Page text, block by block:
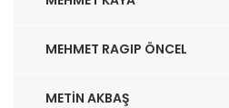
MEHMET RAGIP ÖNCEL
METIN AKBAŞ